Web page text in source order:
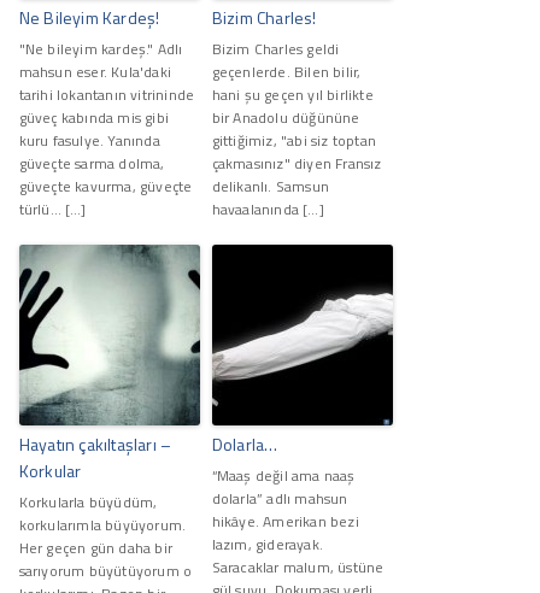
Ne Bileyim Kardeş!
"Ne bileyim kardeş." Adlı
mahsun eser. Kula'daki
tarihi lokantanın vitrininde
güveç kabında mis gibi
kuru fasulye. Yanında
güveçte sarma dolma,
güveçte kavurma, güveçte
türlü… […]
Bizim Charles!
Bizim Charles geldi
geçenlerde. Bilen bilir,
hani şu geçen yıl birlikte
bir Anadolu düğününe
gittiğimiz, "abi siz toptan
çakmasınız" diyen Fransız
delikanlı. Samsun
havaalanında […]
Hayatın çakıltaşları –
Korkular
Korkularla büyüdüm,
korkularımla büyüyorum.
Her geçen gün daha bir
sarıyorum büyütüyorum o
Dolarla…
“Maaş değil ama naaş
dolarla” adlı mahsun
hikâye. Amerikan bezi
lazım, giderayak.
Saracaklar malum, üstüne